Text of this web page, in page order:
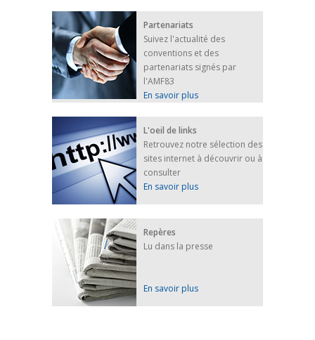
Partenariats
Suivez l'actualité des
conventions et des
partenariats signés par
l'AMF83
En savoir plus
L'oeil de links
Retrouvez notre sélection des
sites internet à découvrir ou à
consulter
En savoir plus
Repères
Lu dans la presse
En savoir plus